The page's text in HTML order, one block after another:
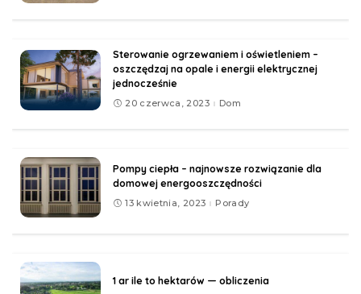
Sterowanie ogrzewaniem i oświetleniem –
oszczędzaj na opale i energii elektrycznej
jednocześnie
20 czerwca, 2023 Dom
Pompy ciepła – najnowsze rozwiązanie dla
domowej energooszczędności
13 kwietnia, 2023 Porady
1 ar ile to hektarów — obliczenia